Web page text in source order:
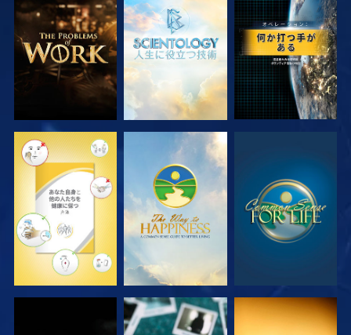
シリーズを探求 シリーズを探求 観る
観る 観る 観る